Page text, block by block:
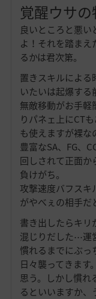
覚醒ウサ
良いところと悪い
よ！それを踏ま
るかは君次第。
置きスキルによる
いたいは起爆する
無敵移動がお手軽
りパネェ上にCT
も使えますが裸な
豊富なSA、FG、
回しされて正面か
負けがち。
攻撃速度バフスキ
がやべぇの相手だ
書き出したらキリ
混じりだした⋯運
慣れるまでにぶっ
日々襲ってきま
思う。しかし慣れ
るといいますか、